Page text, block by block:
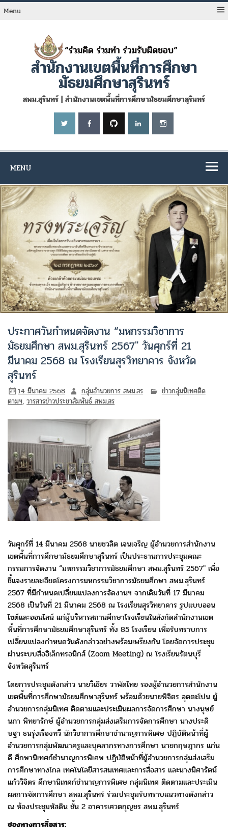
Skip
toMenu
สำนักงานเขตพื้นที่การศึกษา
มัธยมศึกษาสุรินทร์
สพม.สุรินทร์ | สำนักงานเขตพื้นที่การศึกษามัธยมศึกษาสุรินทร์
MENU
ประกาศวันกำหนดจัดงาน “มหกรรมวิชาการ
มัธยมศึกษา สพม.สุรินทร์ 2567″ วันศุกร์ที่ 21
มีนาคม 2568 ณ โรงเรียนสุรวิทยาคาร จังหวัด
สุรินทร์
14 มีนาคม 2568 กลุ่มอำนวยการ สพม.สร
ข่าวกลุ่มนิเทศติด
ตามฯ,วารสารข่าวประชาสัมพันธ์ สพม.สร
วันศุกร์ที่ 14 มีนาคม 2568 นายชวลิต เจนเจริญ ผู้อำนวยการสำนักงาน
เขตพื้นที่การศึกษามัธยมศึกษาสุรินทร์ เป็นประธานการประชุมคณะ
กรรมการจัดงาน“มหกรรมวิชาการมัธยมศึกษา สพม.สุรินทร์ 2567″ เพื่อ
ชี้แจงรายละเอียดโครงการมหกรรมวิชาการมัธยมศึกษา สพม.สุรินทร์
2567 ที่มีกำหนดเปลี่ยนแปลงการจัดงานฯ จากเดิมวันที่ 17 มีนาคม
2568เป็นวันที่ 21 มีนาคม 2568 ณ โรงเรียนสุรวิทยาคาร รูปแบบออน
ไซต์และออนไลน์ แก่ผู้บริหารสถานศึกษาโรงเรียนในสังกัดสำนักงานเขต
พื้นที่การศึกษามัธยมศึกษาสุรินทร์ ทั้ง 85 โรงเรียน เพื่อรับทราบการ
เปลี่ยนแปลงกำหนดวันดังกล่าวอย่างพร้อมเพรียงกัน โดยจัดการประชุม
ผ่านระบบสื่ออิเล็กทรอนิกส์ (Zoom Meeting) ณ โรงเรียนรัตนบุรี
จังหวัดสุรินทร์
โดยการประชุมดังกล่าว นายวิเชียร วาพัดไทย รองผู้อำนวยการสำนักงาน
เขตพื้นที่การศึกษามัธยมศึกษาสุรินทร์ พร้อมด้วยนายพิจิตร อุตตะโปน ผู้
อำนวยการกลุ่มนิเทศ ติดตามและประเมินผลการจัดการศึกษา นางนุษย์
นภา พิทยารักษ์ผู้อำนวยการกลุ่มส่งเสริมการจัดการศึกษา นางประดิ
ษฐา ธนรุ่งเรืองทวีนักวิชาการศึกษาชำนาญการพิเศษ ปฏิบัติหน้าที่ผู้
อำนวยการกลุ่มพัฒนาครูและบุคลากรทางการศึกษา นายกฤษฎากร แก่น
ดีศึกษานิเทศก์ชำนาญการพิเศษ ปฏิบัติหน้าที่ผู้อำนวยการกลุ่มส่งเสริม
การศึกษาทางไกล เทคโนโลยีสารสนเทศและการสื่อสาร และนางนิศารัตน์
แก้ววิจิตรศึกษานิเทศก์ชำนาญการพิเศษ กลุ่มนิเทศ ติดตามและประเมิน
ผลการจัดการศึกษา สพม.สุรินทร์ ร่วมประชุมรับทราบแนวทางดังกล่าว
ณ ห้องประชุมหัสดินชั้น 2 อาคารเศวตกุญชร สพม.สุรินทร์
ช่องทางการสื่อสาร: